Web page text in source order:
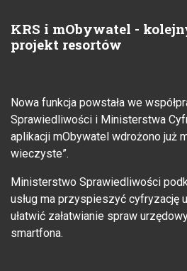
KRS i mObywatel -
projekt resortów
Nowa funkcja powstała we
Sprawiedliwości i Ministerstwa
aplikacji mObywatel wdrożono już
wieczyste”.
Ministerstwo Sprawiedliwości
usług ma przyspieszyć cyfryzację
ułatwić załatwianie spraw
smartfona.